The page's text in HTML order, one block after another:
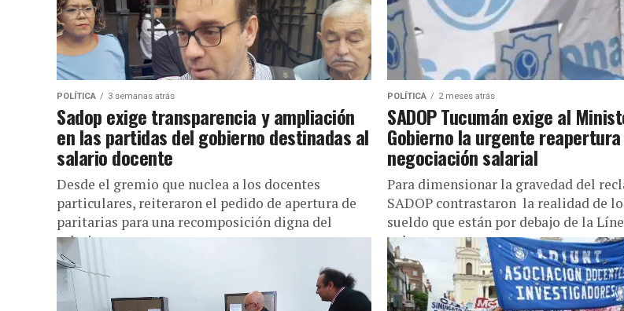
POLÍTICA 3 semanas atrás
Sadop exige transparencia y ampliación
en las partidas del gobierno destinadas al
salario docente
Desde el gremio que nuclea a los docentes
particulares, reiteraron el pedido de apertura de
paritarias para una recomposición digna del
salario.
POLÍTICA 2 meses atrás
SADOP Tucumán exige al
Gobierno la urgente
negociación salarial
​Para dimensionar la gravedad del
SADOP contrastaron la realidad de
sueldo que están por debajo de la
pobreza...